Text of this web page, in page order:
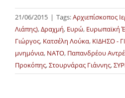
21/06/2015 | Tags:Αρχιεπίσκοπος
Λιάπης),Δραχμή, Ευρώ, Ευρωπαϊκή
Γιώργος, Κατσέλη Λούκα, ΚΙΔΗΣΟ -
μνημόνια, ΝΑΤΟ, Παπανδρέου
Προκόπης,Στουρνάρας Γιάννης,